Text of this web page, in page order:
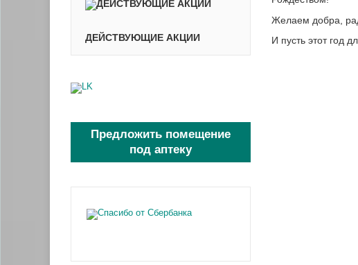
Желаем добра,
И пусть этот год
ДЕЙСТВУЮЩИЕ АКЦИИ
Предложить помещение
под аптеку